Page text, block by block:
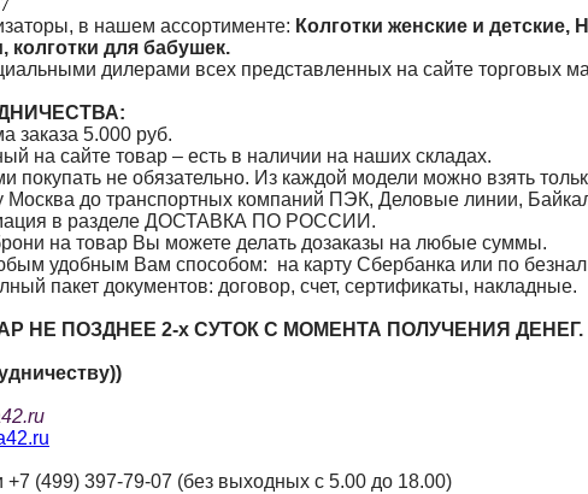
в нашем ассортименте: Колготки женские и детские,
колготки для бабушек.
дилерами всех представленных на сайте торговых
заказа 5.000 руб.
на сайте товар – есть в наличии на наших складах.
покупать не обязательно. Из каждой модели можно взять
Москва до транспортных компаний ПЭК, Деловые линии,
в разделе ДОСТАВКА ПО РОССИИ.
на товар Вы можете делать дозаказы на любые суммы.
удобным Вам способом: на карту Сбербанка или по
пакет документов: договор, счет, сертификаты,
НЕ ПОЗДНЕЕ 2-х СУТОК С МОМЕНТА ПОЛУЧЕНИЯ
+7 (499) 397-79-07 (без выходных с 5.00 до 18.00)